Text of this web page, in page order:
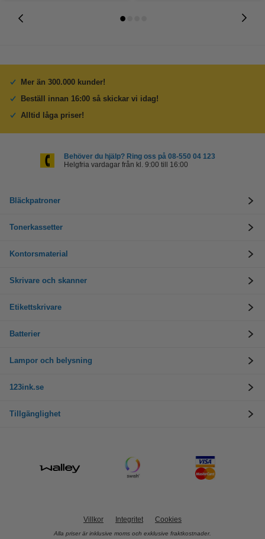
Mer än 300.000 kunder!
Beställ innan 16:00 så skickar vi idag!
Alltid låga priser!
Behöver du hjälp? Ring oss på 08-550 04 123
Helgfria vardagar från kl. 9:00 till 16:00
Bläckpatroner
Tonerkassetter
Kontorsmaterial
Skrivare och skanner
Etikettskrivare
Batterier
Lampor och belysning
123ink.se
Tillgänglighet
Villkor Integritet Cookies
Alla priser är inklusive moms och exklusive fraktkostnader.